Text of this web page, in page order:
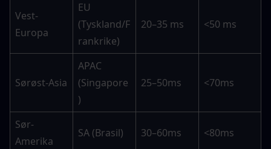
Vest-
Europa
EU
(Tyskland/F
rankrike)
20–35 ms <50 ms
Sørøst-Asia
APAC
(Singapore
)
25–50ms <70ms
Sør-
Amerika
SA (Brasil) 30–60ms <80ms